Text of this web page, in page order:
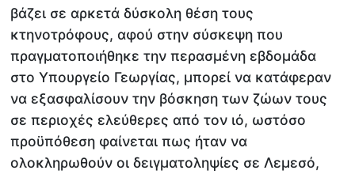
βάζει σε αρκετά δύσκολη θέση τους
κτηνοτρόφους, αφού στην σύσκεψη που
πραγματοποιήθηκε την περασμένη εβδομάδα
στο Υπουργείο Γεωργίας, μπορεί να κατάφεραν
να εξασφαλίσουν την βόσκηση των ζώων τους
σε περιοχές ελεύθερες από τον ιό, ωστόσο
προϋπόθεση φαίνεται πως ήταν να
ολοκληρωθούν οι δειγματοληψίες σε Λεμεσό,